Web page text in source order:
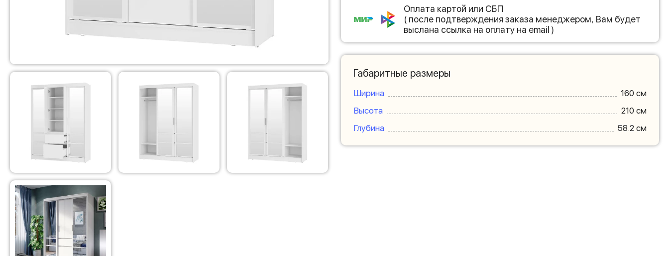
Оплата картой или СБП
( после подтверждения заказа менеджером, Вам будет
выслана ссылка на оплату на email )
Габаритные размеры
Ширина
160 см
Высота
210 см
Глубина
58.2 см